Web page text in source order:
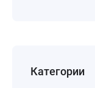
Категории